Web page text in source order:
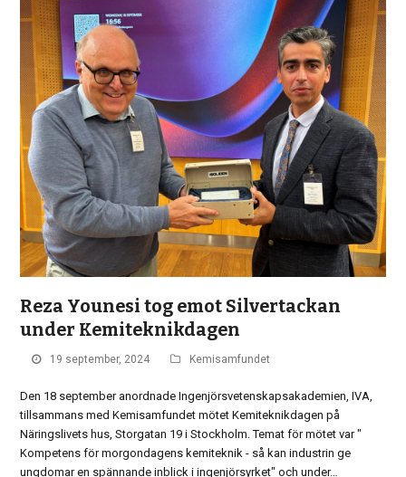
Reza Younesi tog emot Silvertackan
under Kemiteknikdagen
19 september, 2024 Kemisamfundet
Den 18 september anordnade Ingenjörsvetenskapsakademien, IVA,
tillsammans med Kemisamfundet mötet Kemiteknikdagen på
Näringslivets hus, Storgatan 19 i Stockholm. Temat för mötet var "
Kompetens för morgondagens kemiteknik - så kan industrin ge
ungdomar en spännande inblick i ingenjörsyrket" och under…